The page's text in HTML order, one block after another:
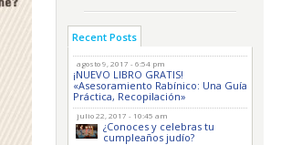
Recent Posts
agosto 9, 2017 - 6:54 pm
¡NUEVO LIBRO GRATIS!
«Asesoramiento Rabínico: Una Guía
Práctica, Recopilación»
julio 22, 2017 - 10:45 am
¿Conoces y celebras tu
cumpleaños judío?